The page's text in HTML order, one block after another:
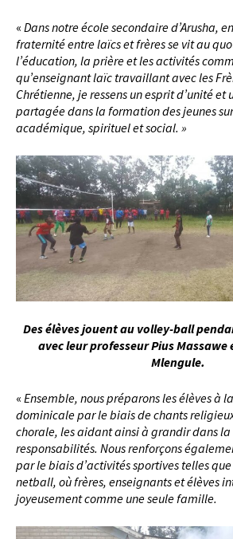
« Dans notre école secondaire d’Arusha,
fraternité entre laïcs et frères se vit au
l’éducation, la prière et les activités
qu’enseignant laïc travaillant avec les
Chrétienne, je ressens un esprit d’unité et
partagée dans la formation des jeunes
académique, spirituel et social. »
Des élèves jouent au volley-ball
avec leur professeur Pius Massawe
Mlengule.
« Ensemble, nous préparons les élèves à
dominicale par le biais de chants
chorale, les aidant ainsi à grandir dans la
responsabilités. Nous renforçons
par le biais d’activités sportives telles
netball, où frères, enseignants et élèves
joyeusement comme une seule famille.